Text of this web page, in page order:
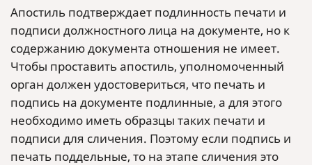
Апостиль подтверждает подлинность печати и
подписи должностного лица на документе, но к
содержанию документа отношения не имеет.
Чтобы проставить апостиль, уполномоченный
орган должен удостовериться, что печать и
подпись на документе подлинные, а для этого
необходимо иметь образцы таких печати и
подписи для сличения. Поэтому если подпись и
печать поддельные, то на этапе сличения это